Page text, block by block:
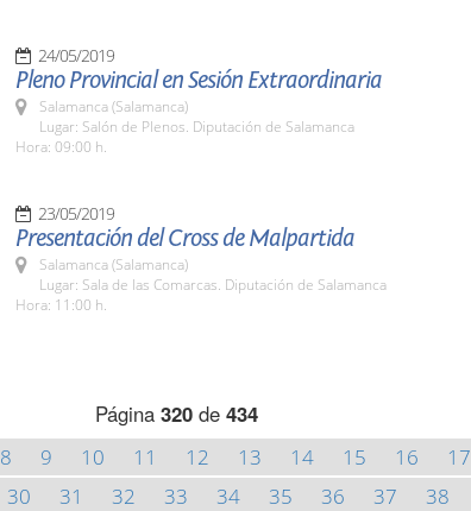
24/05/2019
Pleno Provincial en Sesión Extraordinaria
Salamanca (Salamanca)
Lugar: Salón de Plenos. Diputación de Salamanca
Hora: 09:00 h.
23/05/2019
Presentación del Cross de Malpartida
Salamanca (Salamanca)
Lugar: Sala de las Comarcas. Diputación de Salamanca
Hora: 11:00 h.
Página 320de 434
8 9 10 11 12 13 14 15 16 17
30 31 32 33 34 35 36 37 38